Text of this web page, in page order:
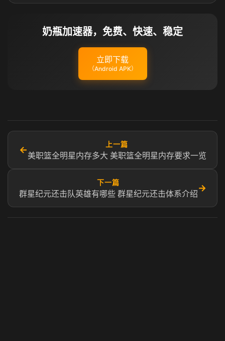
奶瓶加速器，免费、快速、稳定
立即下载
（Android APK）
←
上一篇
美职篮全明星内存多大 美职篮全明星内存要求一览
下一篇
群星纪元还击队英雄有哪些 群星纪元还击体系介绍
→